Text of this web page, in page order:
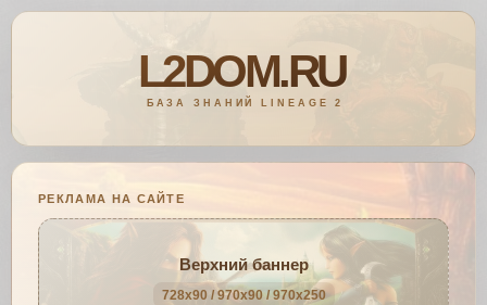
РЕКЛАМА НА САЙТЕ
Верхний баннер
728x90 / 970x90 / 970x250